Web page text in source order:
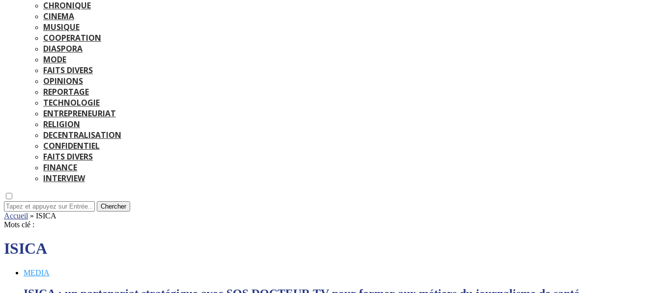
CHRONIQUE
CINEMA
MUSIQUE
COOPERATION
DIASPORA
MODE
FAITS DIVERS
OPINIONS
REPORTAGE
TECHNOLOGIE
ENTREPRENEURIAT
RELIGION
DECENTRALISATION
CONFIDENTIEL
FAITS DIVERS
FINANCE
INTERVIEW
Chercher
Accueil » ISICA
Mots clé :
ISICA
MEDIA